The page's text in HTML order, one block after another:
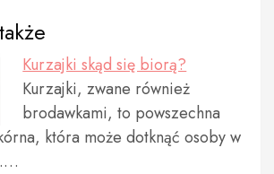
Kurzajki skąd się biorą?
Kurzajki, zwane również
brodawkami, to powszechna
która może dotknąć osoby w